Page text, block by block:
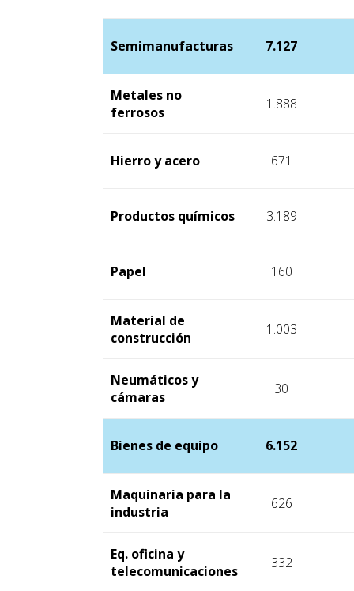
Semimanufacturas 7.127
Metales no
ferrosos
1.888
Hierro y acero 671
Productos químicos 3.189
Papel 160
Material de
construcción
1.003
Neumáticos y
cámaras
30
Bienes de equipo 6.152
Maquinaria para la
industria
626
Eq. oficina y
telecomunicaciones
332